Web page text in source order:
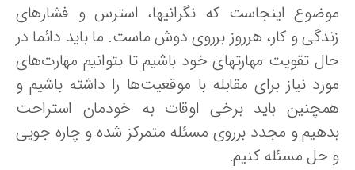
اینجاست که نگرانیها، استرس و فشارهای
و کار، هرروز برروی دوش ماست. ما باید دائما در
تقویت مهارتهای خود باشیم تا بتوانیم مهارت‌های
نیاز برای مقابله با موقعیت‌ها را داشته باشیم و
باید برخی اوقات به خودمان استراحت
و مجدد برروی مسئله متمرکز شده و چاره جویی
حل مسئله کنیم.